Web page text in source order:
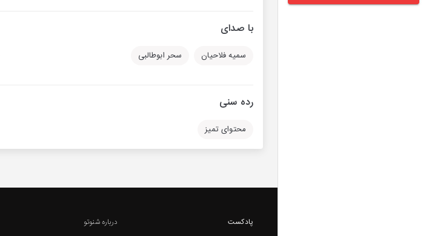
با صدای
سمیه فلاحیان سحر ابوطالبی
رده سنی
محتوای تمیز
پادکست درباره شنوتو